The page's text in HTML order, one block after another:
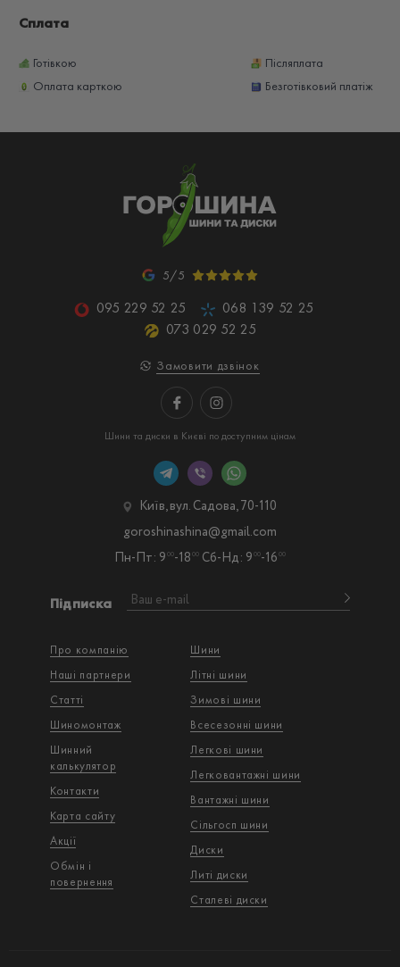
Сплата
Готівкою
Післяплата
Оплата карткою
Безготівковий платіж
5/5
095 229 52 25
068 139 52 25
073 029 52 25
Замовити дзвінок
Шини та диски в Києві по доступним цінам
Про компанію
Наші партнери
Статті
Шиномонтаж
Шинний
калькулятор
Контакти
Карта сайту
Акції
Обмін і
повернення
Шини
Літні шини
Зимові шини
Всесезонні шини
Легкові шини
Легковантажнi шини
Вантажнi шини
Сільгосп шини
Диски
Литі диски
Сталеві диски
Підписка
Київ, вул. Садова, 70-110
Пн-Пт: 9 00-18 00 Сб-Нд: 9 00-16 00
goroshinashina@gmail.com